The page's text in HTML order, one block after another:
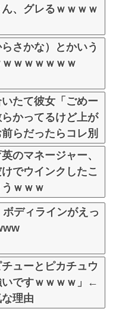
、グレるｗｗｗｗ
さかな）とかいう
ｗｗｗｗｗｗ
いたて彼女「ごめー
かってるけど上が
らだったらコレ別
のマネージャー、
でウインクしたこ
ｗｗｗ
ディラインがえっ
ューとピカチュウ
いですｗｗｗｗ」←
理由